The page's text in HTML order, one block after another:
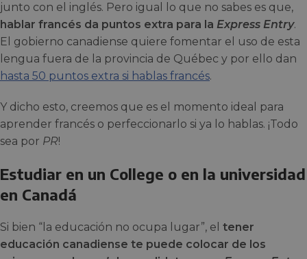
junto con el inglés. Pero igual lo que no sabes es que,
hablar francés da puntos extra para la Express Entry.
El gobierno canadiense quiere fomentar el uso de esta
lengua fuera de la provincia de Québec y por ello dan
hasta 50 puntos extra si hablas francés.
Y dicho esto, creemos que es el momento ideal para
aprender francés o perfeccionarlo si ya lo hablas. ¡Todo
sea por PR!
Estudiar en un College o en la universidad
en Canadá
Si bien “la educación no ocupa lugar”, el tener
educación canadiense te puede colocar de los